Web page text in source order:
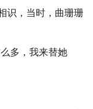
识，当时，曲珊珊
多，我来替她